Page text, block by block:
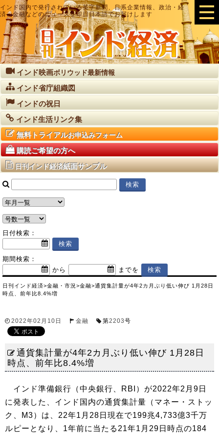
インド国内で発行されている英字新聞、日系企業情報、政治・経
済・金融などのニュースを即日日本語でお届けします
インド映画ボリウッド最新情報
インド省庁組織図
インドの祝日
インド生活リンク集
無料トライアルお申込みフォーム
購読ご希望の方へ
日刊インド経済紙面サンプル
日付検索：
期間検索：
から
までを
日刊インド経済>金融・市況 >金融>通貨集計量が4年2カ月ぶり低い伸び 1月28日
時点、前年比8.4%増
2022年02月10日 金融 第2203号
通貨集計量が4年2カ月ぶり低い伸び 1月28日
時点、前年比8.4%増
インド準備銀行（中央銀行、RBI）が2022年2月9日
に発表した、インド国内の通貨集計量（マネー・ストッ
ク、M3）は、22年1月28日現在で199兆4,733億3千万
ルピーとなり、1年前に当たる21年1月29日時点の184